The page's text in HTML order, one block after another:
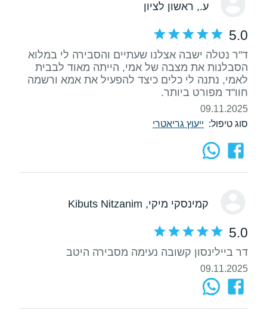
ע., ראשון לציון
5.0
ד"ר נטלה ישבה אצלנו שעתיים והסבירה לי במלוא
הסבלנות את מצבה של אמי, הייתה מאוד לבבית
לאמי, נתנה לי כלים כיצד להפעיל את אמא ורשמה
חוו"ד מפורט ביותר.
09.11.2025
סוג טיפול: ייעוץ גריאטרי
קמינסקי מיקי, Kibuts Nitzanim
5.0
דר ביילינסון קשובה נעימה מסבירה היטב
09.11.2025